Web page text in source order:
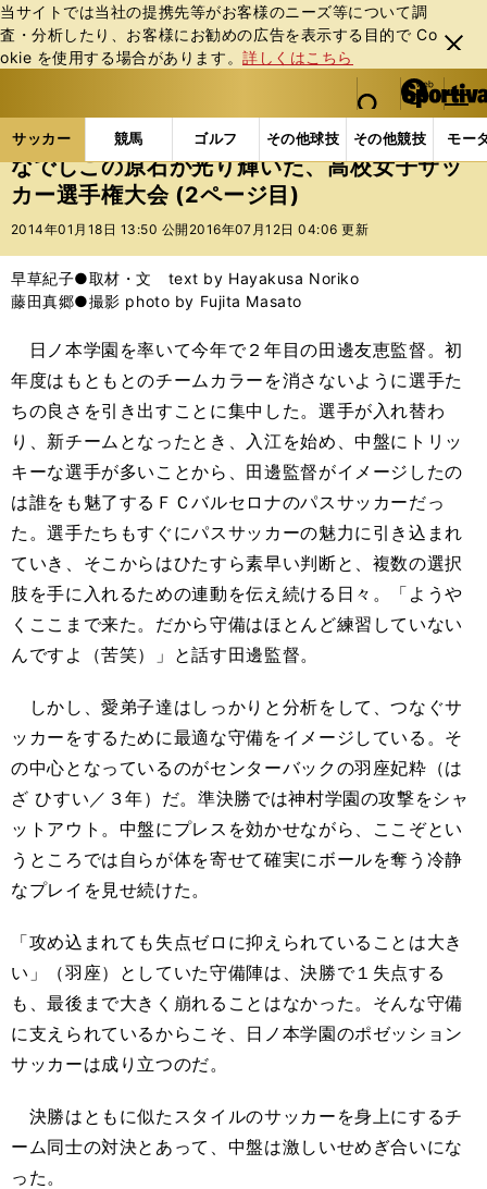
当サイトでは当社の提携先等がお客様のニーズ等について調
査・分析したり、お客様にお勧めの広告を表⽰する⽬的で Co
okie を使⽤する場合があります。詳しくはこちら
閉じ
る
web Sportiva (webスポルティーバ)
検索
マイペ
ー
ジ
メニュ
サッカー 競馬 ゴルフ その他球技 その他競技 モー
ス
ポ
ル
バ
サッカーの記事一覧 Jリーグ他 高校・ユース な
なでしこの原石が光り輝いた、高校女子サッ
カー選手権大会 (2ページ目)
2014年01月18日 13:50 公開 2016年07月12日 04:06 更新
早草紀子●取材・文 text by Hayakusa Noriko
藤田真郷●撮影 photo by Fujita Masato
日ノ本学園を率いて今年で２年目の田邊友恵監督。初
年度はもともとのチームカラーを消さないように選手た
ちの良さを引き出すことに集中した。選手が入れ替わ
り、新チームとなったとき、入江を始め、中盤にトリッ
キーな選手が多いことから、田邊監督がイメージしたの
は誰をも魅了するＦＣバルセロナのパスサッカーだっ
た。選手たちもすぐにパスサッカーの魅力に引き込まれ
ていき、そこからはひたすら素早い判断と、複数の選択
肢を手に入れるための連動を伝え続ける日々。「ようや
くここまで来た。だから守備はほとんど練習していない
んですよ（苦笑）」と話す田邊監督。
しかし、愛弟子達はしっかりと分析をして、つなぐサ
ッカーをするために最適な守備をイメージしている。そ
の中心となっているのがセンターバックの羽座妃粋（は
ざ ひすい／３年）だ。準決勝では神村学園の攻撃をシャ
ットアウト。中盤にプレスを効かせながら、ここぞとい
うところでは自らが体を寄せて確実にボールを奪う冷静
なプレイを見せ続けた。
「攻め込まれても失点ゼロに抑えられていることは大き
い」（羽座）としていた守備陣は、決勝で１失点する
も、最後まで大きく崩れることはなかった。そんな守備
に支えられているからこそ、日ノ本学園のポゼッション
サッカーは成り立つのだ。
決勝はともに似たスタイルのサッカーを身上にするチ
ーム同士の対決とあって、中盤は激しいせめぎ合いにな
った。